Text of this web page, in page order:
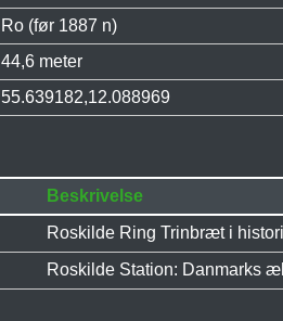
Ro (før 1887 n)
44,6 meter
55.639182,12.088969
Beskrivelse
Roskilde Ring Trinbræt i
Roskilde Station: Danmarks